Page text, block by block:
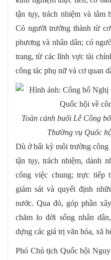
tận tụy, trách nhiệm và tâm
Có người trưởng thành từ
phương và nhân dân; có
trang, từ các lĩnh vực tài
công tác phụ nữ và cơ quan
Toàn cảnh buổi Lễ Công
Thường vụ Quốc
Dù ở bất kỳ môi trường công
tận tụy, trách nhiệm, dành
công việc chung; trực tiếp
giám sát và quyết định
nước. Qua đó, góp phần
chăm lo đời sống nhân
dựng các giá trị văn hóa, xã
Phó Chủ tịch Quốc hội